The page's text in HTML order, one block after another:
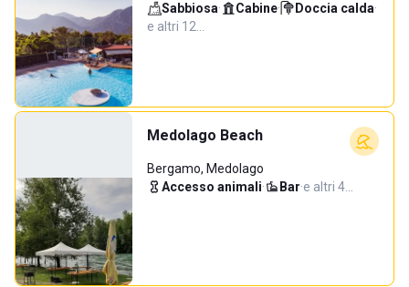
Sabbiosa· Cabine· Doccia calda·
e altri 12…
Medolago Beach
Bergamo, Medolago
Accesso animali· Bar·e altri 4…